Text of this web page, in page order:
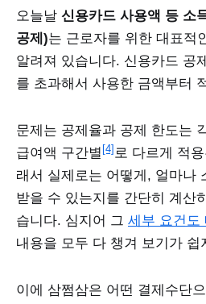
오늘날 신용카드 사용액 등 소
공제)는 근로자를 위한 대표적
알려져 있습니다. 신용카드 공
를 초과해서 사용한 금액부터
문제는 공제율과 공제 한도는
급여액 구간별 [4] 로 다르게 적
래서 실제로는 어떻게, 얼마나
받을 수 있는지를 간단히 계산
습니다. 심지어 그 세부 요건도
내용을 모두 다 챙겨 보기가 쉽
이에 삼쩜삼은 어떤 결제수단